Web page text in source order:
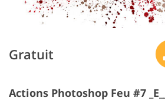
Gratuit
Actions Photoshop Feu #7